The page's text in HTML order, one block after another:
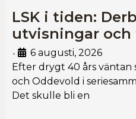
LSK i tiden:
utvisningar och
•
6 augusti, 2026
Efter drygt 40 års väntan
och Oddevold i
Det skulle bli en